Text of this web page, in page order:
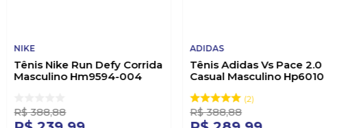
NIKE
Tênis Nike Run Defy Corrida
Masculino Hm9594-004
R$ 388,88
ADIDAS
Tênis Adidas Vs Pace 2.0
Casual Masculino Hp6010
2
R$ 388,88